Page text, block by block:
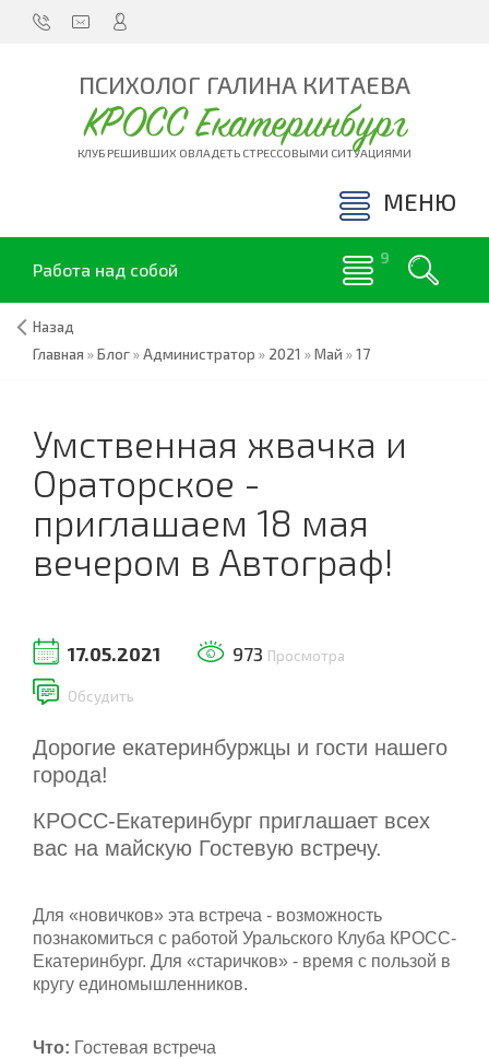
ПСИХОЛОГ ГАЛИНА КИТАЕВА
КРОСС Екатеринбург
КЛУБ РЕШИВШИХ ОВЛАДЕТЬ СТРЕССОВЫМИ СИТУАЦИЯМИ
МЕНЮ
Работа над собой
Назад
Главная »Блог»Администратор » 2021 »Май »17
Умственная жвачка и
Ораторское -
приглашаем 18 мая
вечером в Автограф!
17.05.2021 973 Просмотра
Обсудить
Дорогие екатеринбуржцы и гости нашего
города!
КРОСС-Екатеринбург приглашает всех
вас на майскую Гостевую встречу.
Для «новичков» эта встреча - возможность
познакомиться с работой Уральского Клуба КРОСС-
Екатеринбург. Для «старичков» - время с пользой в
кругу единомышленников.
Что: Гостевая встреча